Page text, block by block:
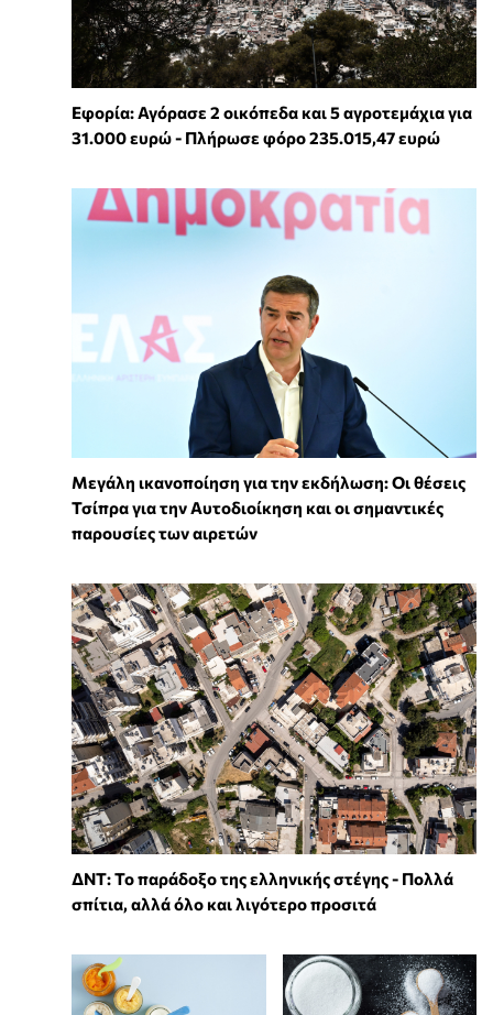
Εφορία: Αγόρασε 2 οικόπεδα και 5 αγροτεμάχια για
31.000 ευρώ - Πλήρωσε φόρο 235.015,47 ευρώ
Μεγάλη ικανοποίηση για την εκδήλωση: Οι θέσεις
Τσίπρα για την Αυτοδιοίκηση και οι σημαντικές
παρουσίες των αιρετών
ΔΝΤ: Το παράδοξο της ελληνικής στέγης - Πολλά
σπίτια, αλλά όλο και λιγότερο προσιτά